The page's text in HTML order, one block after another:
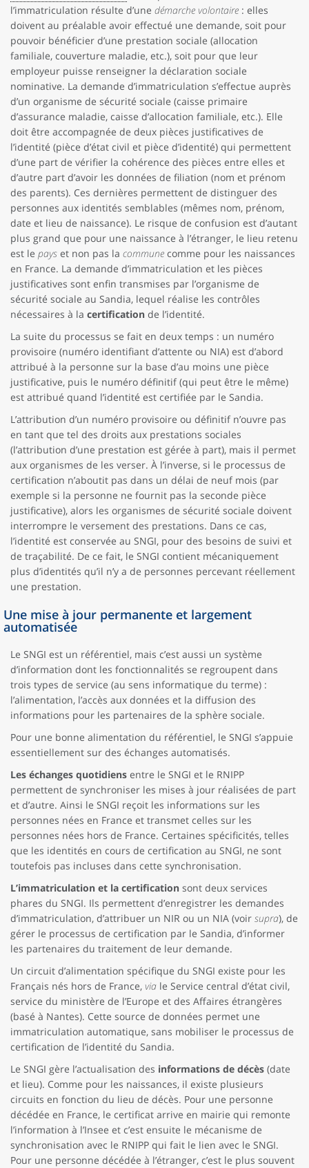
l’immatriculation résulte d’une démarche volontaire : elles
doivent au préalable avoir effectué une demande, soit pour
pouvoir bénéficier d’une prestation sociale (allocation
familiale, couverture maladie, etc.), soit pour que leur
employeur puisse renseigner la déclaration sociale
nominative. La demande d’immatriculation s’effectue auprès
d’un organisme de sécurité sociale (caisse primaire
d’assurance maladie, caisse d’allocation familiale, etc.). Elle
doit être accompagnée de deux pièces justificatives de
l’identité (pièce d’état civil et pièce d’identité) qui permettent
d’une part de vérifier la cohérence des pièces entre elles et
d’autre part d’avoir les données de filiation (nom et prénom
des parents). Ces dernières permettent de distinguer des
personnes aux identités semblables (mêmes nom, prénom,
date et lieu de naissance). Le risque de confusion est d’autant
plus grand que pour une naissance à l’étranger, le lieu retenu
est le pays et non pas la commune comme pour les naissances
en France. La demande d’immatriculation et les pièces
justificatives sont enfin transmises par l’organisme de
sécurité sociale au Sandia, lequel réalise les contrôles
nécessaires à la certification de l’identité.
La suite du processus se fait en deux temps : un numéro
provisoire (numéro identifiant d’attente ou NIA) est d’abord
attribué à la personne sur la base d’au moins une pièce
justificative, puis le numéro définitif (qui peut être le même)
est attribué quand l’identité est certifiée par le Sandia.
L’attribution d’un numéro provisoire ou définitif n’ouvre pas
en tant que tel des droits aux prestations sociales
(l’attribution d’une prestation est gérée à part), mais il permet
aux organismes de les verser. À l’inverse, si le processus de
certification n’aboutit pas dans un délai de neuf mois (par
exemple si la personne ne fournit pas la seconde pièce
justificative), alors les organismes de sécurité sociale doivent
interrompre le versement des prestations. Dans ce cas,
l’identité est conservée au SNGI, pour des besoins de suivi et
de traçabilité. De ce fait, le SNGI contient mécaniquement
plus d’identités qu’il n’y a de personnes percevant réellement
une prestation.
Une mise à jour permanente et largement
automatisée
Le SNGI est un référentiel, mais c’est aussi un système
d’information dont les fonctionnalités se regroupent dans
trois types de service (au sens informatique du terme) :
l’alimentation, l’accès aux données et la diffusion des
informations pour les partenaires de la sphère sociale.
Pour une bonne alimentation du référentiel, le SNGI s’appuie
essentiellement sur des échanges automatisés.
Les échanges quotidiens entre le SNGI et le RNIPP
permettent de synchroniser les mises à jour réalisées de part
et d’autre. Ainsi le SNGI reçoit les informations sur les
personnes nées en France et transmet celles sur les
personnes nées hors de France. Certaines spécificités, telles
que les identités en cours de certification au SNGI, ne sont
toutefois pas incluses dans cette synchronisation.
L’immatriculation et la certification sont deux services
phares du SNGI. Ils permettent d’enregistrer les demandes
d’immatriculation, d’attribuer un NIR ou un NIA (voir supra), de
gérer le processus de certification par le Sandia, d’informer
les partenaires du traitement de leur demande.
Un circuit d’alimentation spécifique du SNGI existe pour les
Français nés hors de France, via le Service central d’état civil,
service du ministère de l’Europe et des Affaires étrangères
(basé à Nantes). Cette source de données permet une
immatriculation automatique, sans mobiliser le processus de
certification de l’identité du Sandia.
Le SNGI gère l’actualisation des informations de décès (date
et lieu). Comme pour les naissances, il existe plusieurs
circuits en fonction du lieu de décès. Pour une personne
décédée en France, le certificat arrive en mairie qui remonte
l’information à l’Insee et c’est ensuite le mécanisme de
synchronisation avec le RNIPP qui fait le lien avec le SNGI.
Pour une personne décédée à l’étranger, c’est le plus souvent